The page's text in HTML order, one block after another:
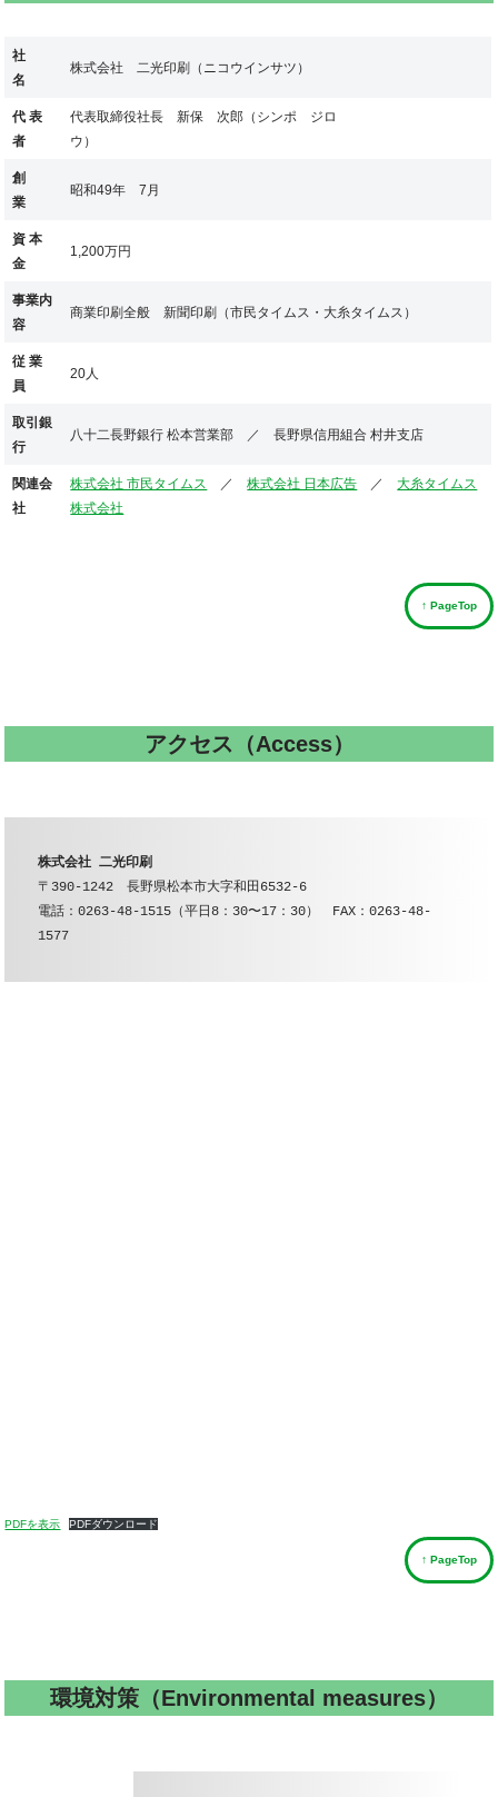
社
名
株式会社 二光印刷（ニコウインサツ）
代 表
者
代表取締役社長 新保 次郎（シンポ ジロ
ウ）
創
業
昭和49年 7月
資 本
金
1,200万円
事業内
容
商業印刷全般 新聞印刷（市民タイムス・大糸タイムス）
従 業
員
20人
取引銀
行
八十二長野銀行 松本営業部 ／ 長野県信用組合 村井支店
関連会
社
株式会社 市民タイムス ／株式会社 日本広告 ／大糸タイムス
株式会社
↑ PageTop
アクセス（Access）
株式会社 二光印刷
〒390-1242　長野県松本市大字和田6532-6
電話：0263-48-1515（平日8：30〜17：30）　FAX：0263-48-
1577
PDFを表示 PDFダウンロード
↑ PageTop
環境対策（Environmental measures）